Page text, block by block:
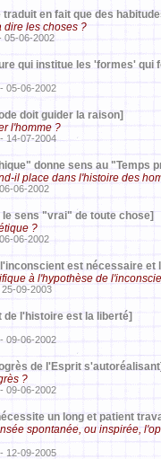
traduit en fait que des
dire les choses ?
06-2002
qui institue les 'formes' qui
05-06-2002
doit guider la raison]
l'homme ?
14-07-2004
donne sens au "Temps
il place dans l'histoire des
06-2002
le sens "vrai" de toute chose]
?
06-2002
est nécessaire et
à l'hypothèse de
09-2003
de l'histoire est la liberté]
09-06-2002
de l'Esprit
?
09-06-2002
un long et patient
spontanée, ou inspirée,
12-09-2005